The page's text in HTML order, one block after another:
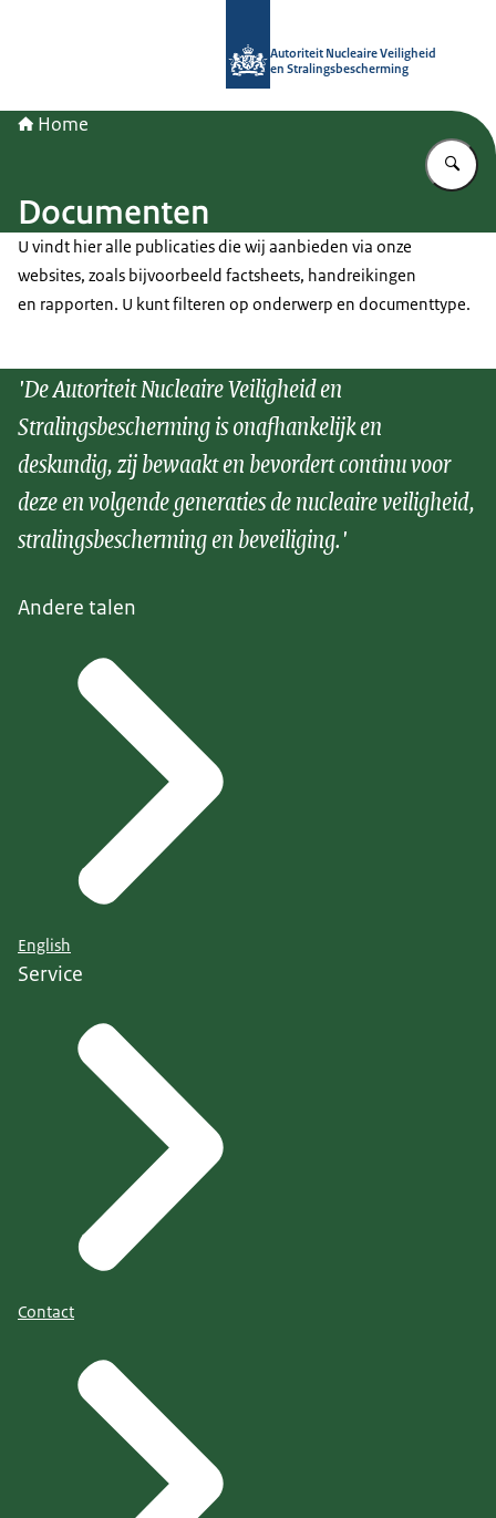
Autoriteit Nucleaire Veiligheid
en Stralingsbescherming
Home
Documenten
U vindt hier alle publicaties die wij aanbieden via onze
websites, zoals bijvoorbeeld factsheets, handreikingen
en rapporten. U kunt filteren op onderwerp en documenttype.
'De Autoriteit Nucleaire Veiligheid en
Stralingsbescherming is onafhankelijk en
deskundig, zij bewaakt en bevordert continu voor
deze en volgende generaties de nucleaire veiligheid,
stralingsbescherming en beveiliging.'
Andere talen
English
Service
Contact